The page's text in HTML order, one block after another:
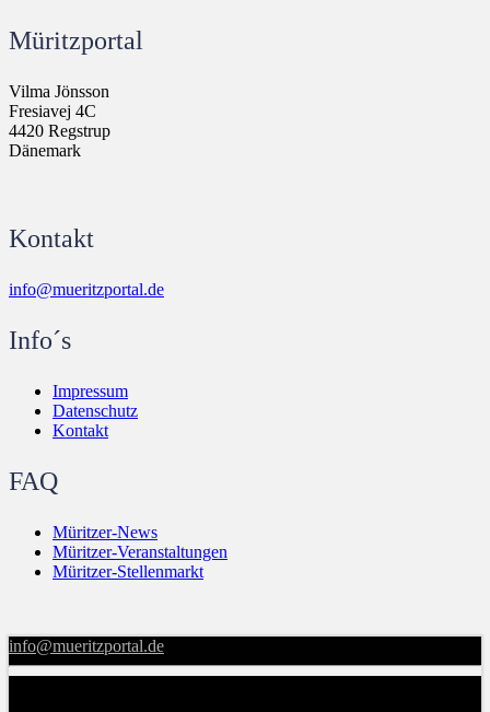
Müritzportal
Vilma Jönsson
Fresiavej 4C
4420 Regstrup
Dänemark
Kontakt
info@mueritzportal.de
Info´s
Impressum
Datenschutz
Kontakt
FAQ
Müritzer-News
Müritzer-Veranstaltungen
Müritzer-Stellenmarkt
info@mueritzportal.de